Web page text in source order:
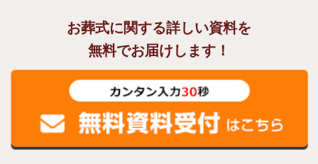
お葬式に関する詳しい資料を
無料でお届けします！